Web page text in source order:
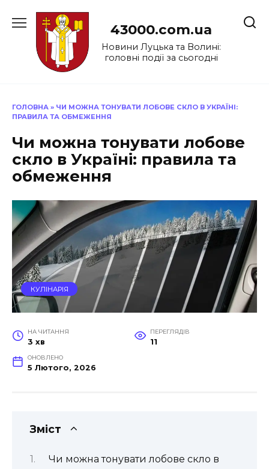
до
43000.com.ua
Новини Луцька та Волині:
головні події за сьогодні
ГОЛОВНА » ЧИ МОЖНА ТОНУВАТИ ЛОБОВЕ СКЛО В УКРАЇНІ:
ПРАВИЛА ТА ОБМЕЖЕННЯ
Чи можна тонувати лобове
скло в Україні: правила та
обмеження
КУЛІНАРІЯ
НА ЧИТАННЯ
3 хв
ПЕРЕГЛЯДІВ
11
ОНОВЛЕНО
5 Лютого, 2026
Зміст
Чи можна тонувати лобове скло в